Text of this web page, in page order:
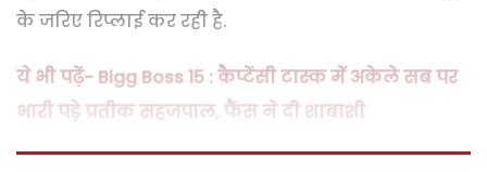
के जरिए रिप्लाई कर रही है.
ये भी पढ़ें- Bigg Boss 15 : कैप्टेंसी टास्क में अकेले सब पर
भारी पड़े प्रतीक सहजपाल, फैंस ने दी शाबाशी